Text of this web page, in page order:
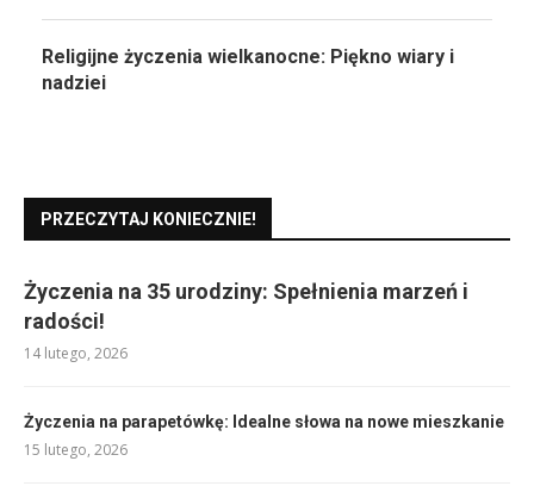
Religijne życzenia wielkanocne: Piękno wiary i
nadziei
PRZECZYTAJ KONIECZNIE!
Życzenia na 35 urodziny: Spełnienia marzeń i
radości!
14 lutego, 2026
Życzenia na parapetówkę: Idealne słowa na nowe mieszkanie
15 lutego, 2026